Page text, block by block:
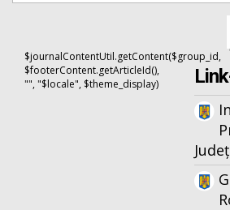
$journalContentUtil.getContent($group_id,
$footerContent.getArticleId(),
"", "$locale", $theme_display)